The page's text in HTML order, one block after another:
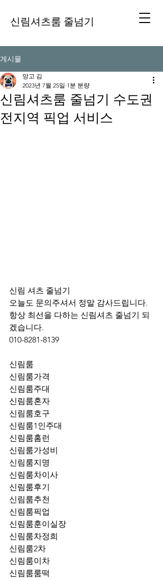
신림셔츠룸 줄넘기
게시물
신림셔츠룸 줄넘기 수도권
전지역 픽업 서비스
망고 김
2023년 7월 25일 1분 분량
신림 셔츠 줄넘기
오늘도 문의주셔서 정말 감사드립니다.
항상 최선을 다하는 신림셔츠 줄넘기 되
겠습니다.
010-8281-8139
신림룸
신림룸가격
신림룸주대
신림룸혼자
신림룸호구
신림룸1인주대
신림룸홈런
신림룸가성비
신림룸지명
신림룸차이사
신림룸후기
신림룸추천
신림룸훈이실장
신림룸차정희
신림룸2차
신림룸이차
신림룸룸떡